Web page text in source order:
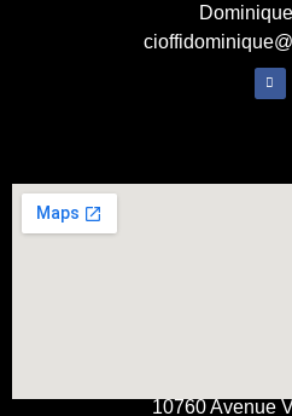
10760 Avenue